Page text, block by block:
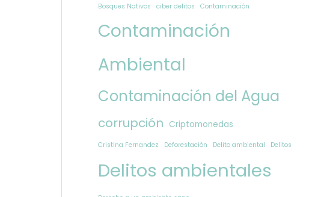
Bosques Nativos
ciber delitos Contaminación
Contaminación
Ambiental
Contaminación del Agua
corrupción Criptomonedas
Cristina Fernandez Deforestaciòn Delito ambiental Delitos
Delitos ambientales